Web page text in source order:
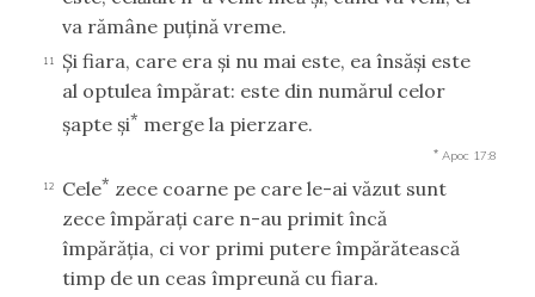
va rămâne puţină vreme.
11
Şi fiara, care era şi nu mai este, ea însăşi este
al optulea împărat: este din numărul celor
şapte şi* merge la pierzare.
* Apoc 17:8
12 Cele* zece coarne pe care le-ai văzut sunt
zece împăraţi care n-au primit încă
împărăţia, ci vor primi putere împărătească
timp de un ceas împreună cu fiara.